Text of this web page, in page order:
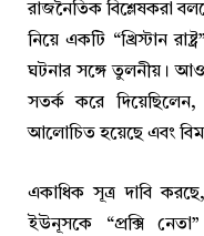
রাজনৈতিক বিশ্লেষকরা
নিয়ে একটি “খ্রিস্টান
ঘটনার সঙ্গে তুলনীয়।
সতর্ক করে
আলোচিত হয়েছে এবং
একাধিক সূত্র দাবি
ইউনূসকে “প্রক্সি